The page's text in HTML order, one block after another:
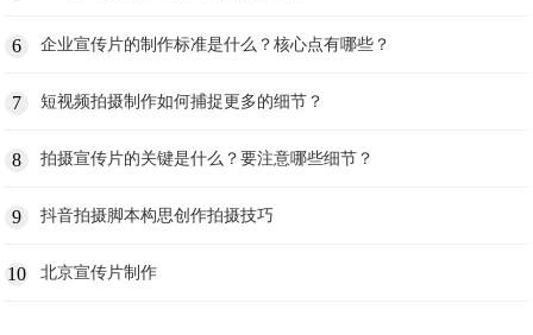
6 企业宣传片的制作标准是什么？核心点有哪些？
7 短视频拍摄制作如何捕捉更多的细节？
8 拍摄宣传片的关键是什么？要注意哪些细节？
9 抖音拍摄脚本构思创作拍摄技巧
10 北京宣传片制作